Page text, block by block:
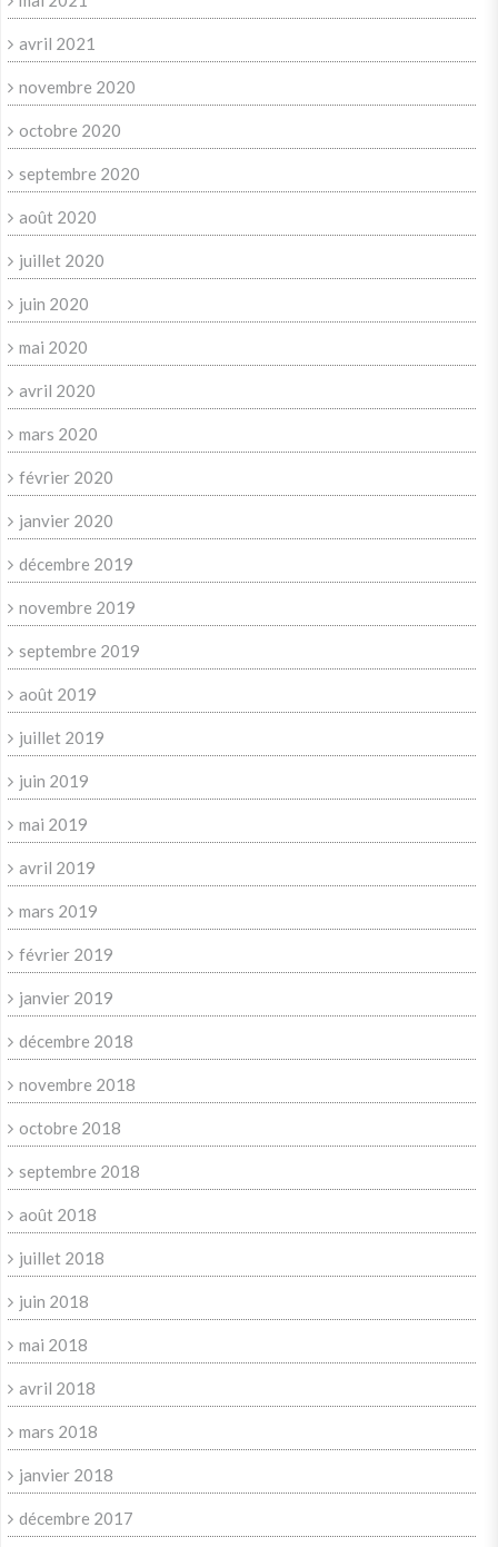
avril 2021
novembre 2020
octobre 2020
septembre 2020
août 2020
juillet 2020
juin 2020
mai 2020
avril 2020
mars 2020
février 2020
janvier 2020
décembre 2019
novembre 2019
septembre 2019
août 2019
juillet 2019
juin 2019
mai 2019
avril 2019
mars 2019
février 2019
janvier 2019
décembre 2018
novembre 2018
octobre 2018
septembre 2018
août 2018
juillet 2018
juin 2018
mai 2018
avril 2018
mars 2018
janvier 2018
décembre 2017